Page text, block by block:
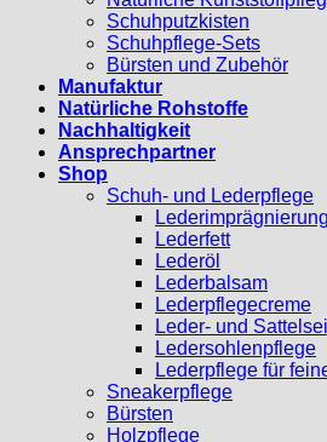
Schuhputzkisten
Schuhpflege-Sets
Bürsten und Zubehör
Manufaktur
Natürliche Rohstoffe
Nachhaltigkeit
Ansprechpartner
Shop
Schuh- und Lederpflege
Lederimprägnierung
Lederfett
Lederöl
Lederbalsam
Lederpflegecreme
Leder- und
Ledersohlenpflege
Lederpflege für
Sneakerpflege
Bürsten
Holzpflege